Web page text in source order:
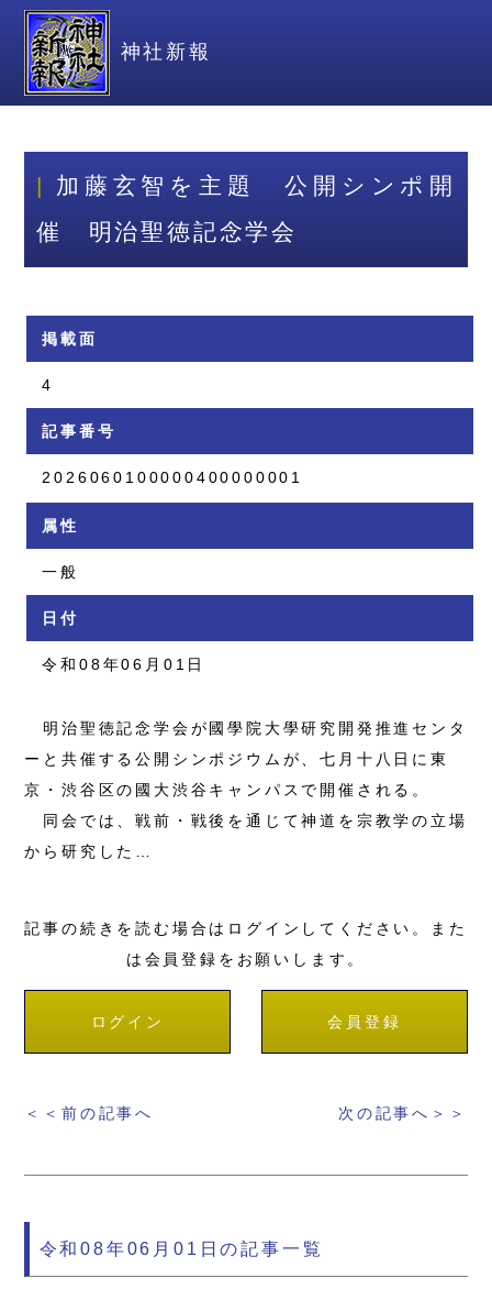
神社新報
加藤玄智を主題 公開シンポ開
催 明治聖徳記念学会
掲載面
4
記事番号
2026060100000400000001
属性
一般
日付
令和08年06月01日
明治聖徳記念学会が國學院大學研究開発推進センタ
ーと共催する公開シンポジウムが、七月十八日に東
京・渋谷区の國大渋谷キャンパスで開催される。
同会では、戦前・戦後を通じて神道を宗教学の立場
から研究した…
記事の続きを読む場合はログインしてください。また
は会員登録をお願いします。
ログイン 会員登録
＜＜前の記事へ 次の記事へ＞＞
令和08年06月01日の記事一覧